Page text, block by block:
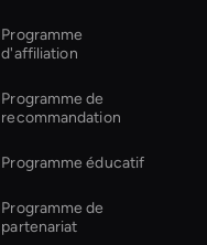
Programme
d'affiliation
Programme de
recommandation
Programme éducatif
Programme de
partenariat